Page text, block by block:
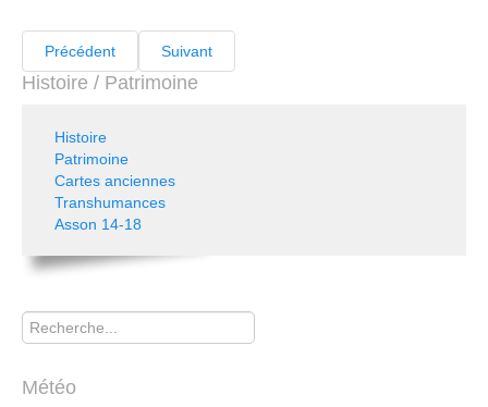
Précédent Suivant
Histoire / Patrimoine
Histoire
Patrimoine
Cartes anciennes
Transhumances
Asson 14-18
Rechercher
Météo